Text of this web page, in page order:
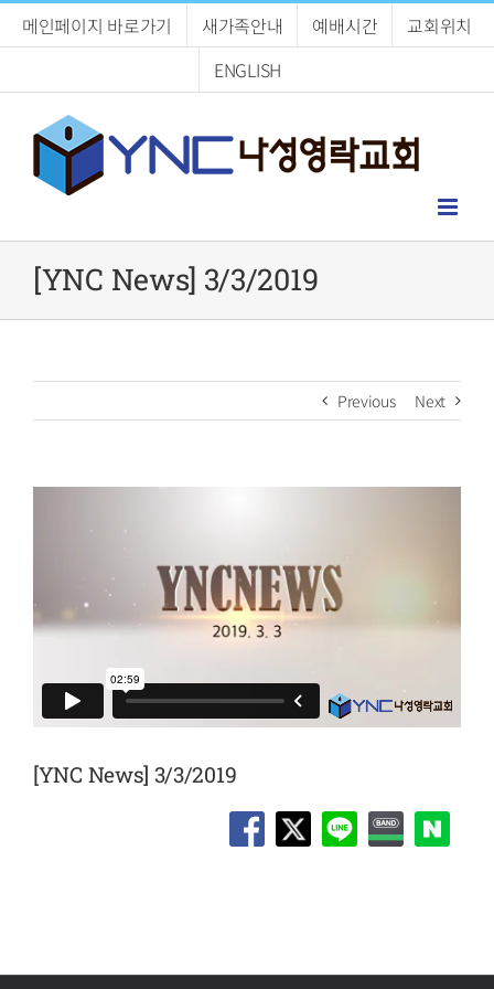
메인페이지 바로가기 새가족안내 예배시간
교회위치
ENGLISH
[YNC News] 3/3/2019
Previous Next
[YNC News] 3/3/2019